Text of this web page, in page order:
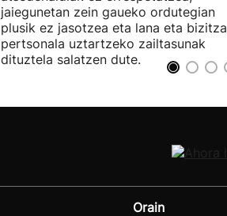
jaiegunetan zein gaueko ordutegian
plusik ez jasotzea eta lana eta bizitza
pertsonala uztartzeko zailtasunak
dituztela salatzen dute.
Orain